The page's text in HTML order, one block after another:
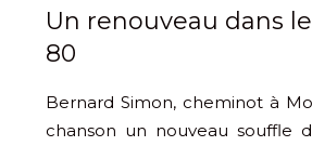
Un renouveau dans
80
Bernard Simon, cheminot à
chanson un nouveau souffle